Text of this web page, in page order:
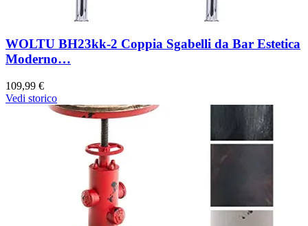
WOLTU BH23kk-2 Coppia Sgabelli da Bar Estetica
Moderno…
109,99 €
Vedi storico